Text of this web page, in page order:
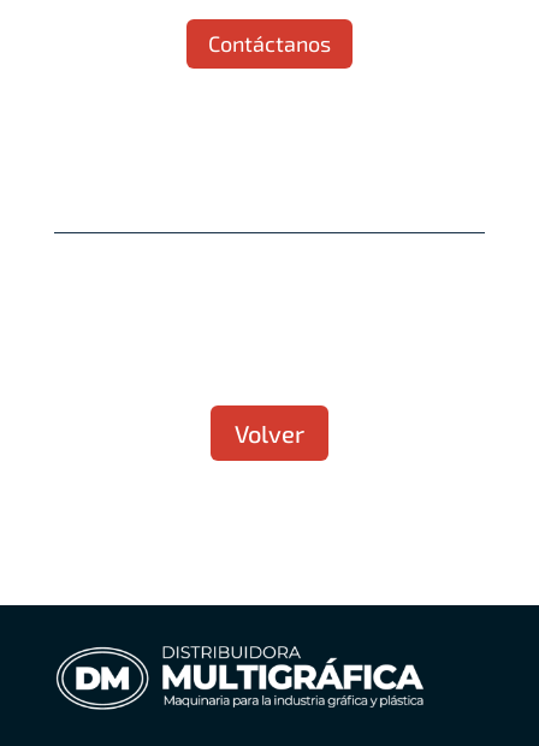
Contáctanos
Volver